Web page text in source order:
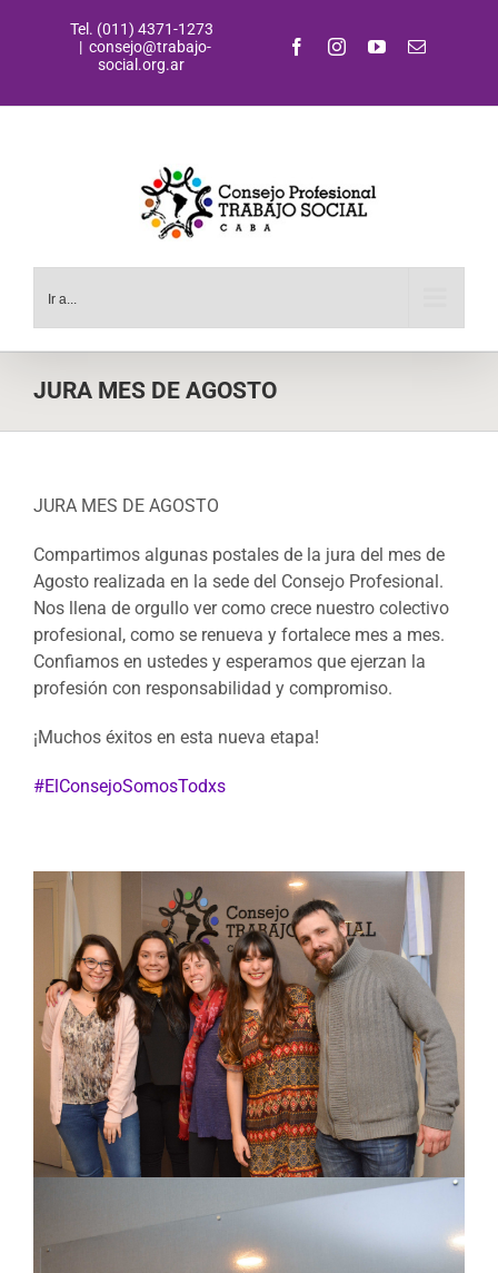
Tel. (011) 4371-1273
| consejo@trabajo-
social.org.ar
FacebookInstagramYouTubeCorreo
Ir a...
JURA MES DE AGOSTO
JURA MES DE AGOSTO
Compartimos algunas postales de la jura del mes de
Agosto realizada en la sede del Consejo Profesional.
Nos llena de orgullo ver como crece nuestro colectivo
profesional, como se renueva y fortalece mes a mes.
Confiamos en ustedes y esperamos que ejerzan la
profesión con responsabilidad y compromiso.
¡Muchos éxitos en esta nueva etapa!
#ElConsejoSomosTodxs